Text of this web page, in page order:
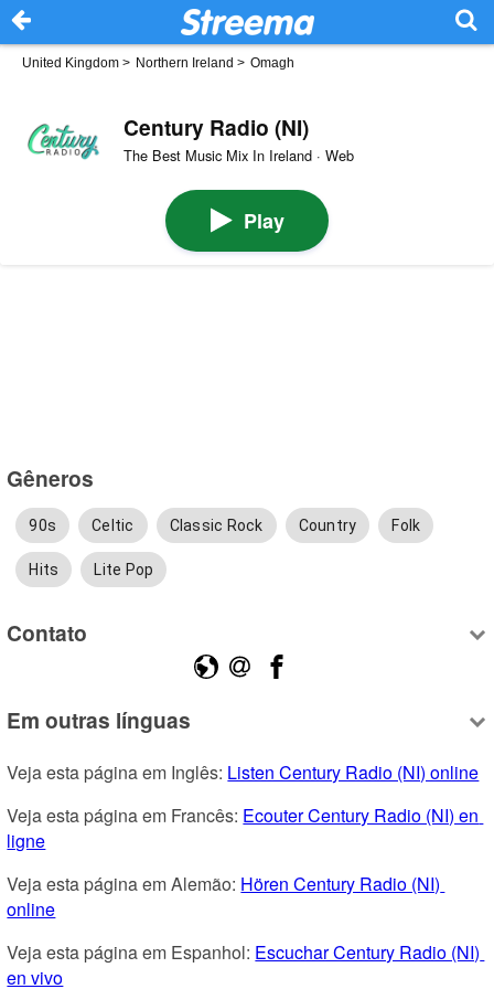
United Kingdom > Northern Ireland > Omagh
Century Radio (NI)
The Best Music Mix In Ireland · Web
Play
Gêneros
90s Celtic Classic Rock Country Folk
Hits Lite Pop
Contato
Em outras línguas
Veja esta página em Inglês: Listen Century Radio (NI) online
Veja esta página em Francês: Ecouter Century Radio (NI) en
ligne
Veja esta página em Alemão: Hören Century Radio (NI)
online
Veja esta página em Espanhol: Escuchar Century Radio (NI)
en vivo